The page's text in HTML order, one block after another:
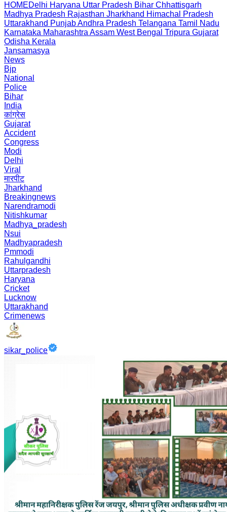
HOMEDelhi Haryana Uttar Pradesh Bihar Chhattisgarh
Madhya Pradesh Rajasthan Jharkhand Himachal Pradesh
Uttarakhand PunjabAndhra Pradesh Telangana Tamil Nadu
Karnataka Maharashtra Assam West Bengal Tripura Gujarat
Odisha Kerala
Jansamasya
News
Bjp
National
Police
Bihar
India
कांग्रेस
Gujarat
Accident
Congress
Modi
Delhi
Viral
मारपीट
Jharkhand
Breakingnews
Narendramodi
Nitishkumar
Madhya_pradesh
Nsui
Madhyapradesh
Pmmodi
Rahulgandhi
Uttarpradesh
Haryana
Cricket
Lucknow
Uttarakhand
Crimenews
sikar_police